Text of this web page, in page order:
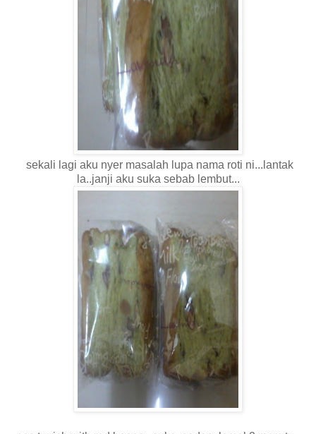
sekali lagi aku nyer masalah lupa nama roti ni...lantak
la..janji aku suka sebab lembut...